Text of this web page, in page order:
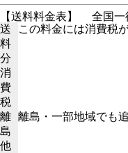
【送料料金表】
全国一
送
料
分
消
費
税
この料金には消費税
離
島
他
離島・一部地域でも